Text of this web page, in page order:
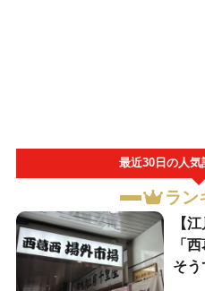
最近30日の人
ラン
【
「
そ